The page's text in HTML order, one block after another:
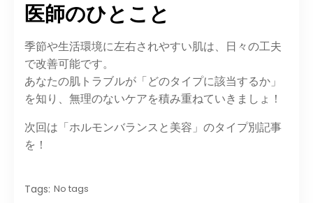
医師のひとこと
季節や生活環境に左右されやすい肌は、日々の工夫
で改善可能です。
あなたの肌トラブルが「どのタイプに該当するか」
を知り、無理のないケアを積み重ねていきましょ！
次回は「ホルモンバランスと美容」のタイプ別記事
を！
Tags: No tags